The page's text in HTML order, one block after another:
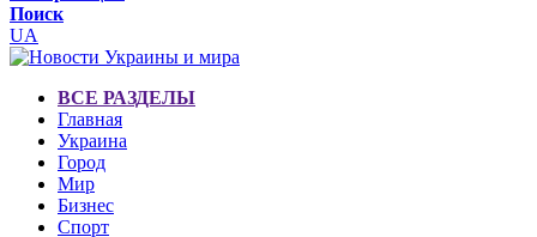
Поиск
UA
ВСЕ РАЗДЕЛЫ
Главная
Украина
Город
Мир
Бизнес
Спорт